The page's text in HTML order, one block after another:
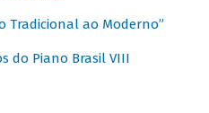
Tradicional ao Moderno”
do Piano Brasil VIII